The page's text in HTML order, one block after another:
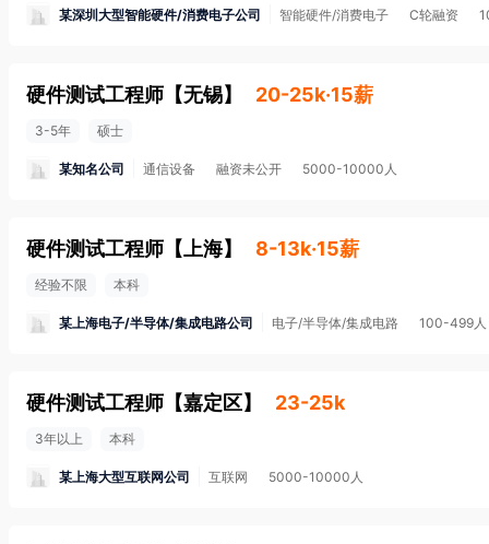
某深圳大型智能硬件/消费电子公司 智能硬件/消费电子 C轮融资
硬件测试工程师 【无锡】 20-25k·15薪
3-5年 硕士
某知名公司 通信设备 融资未公开 5000-10000人
硬件测试工程师 【 上海】 8-13k·15薪
经验不限 本科
某上海电子/半导体/集成电路公司 电子/半导体/集成电路 100-499人
硬件测试工程师 【嘉定区】 23-25k
3年以上 本科
某上海大型互联网公司 互联网 5000-10000人